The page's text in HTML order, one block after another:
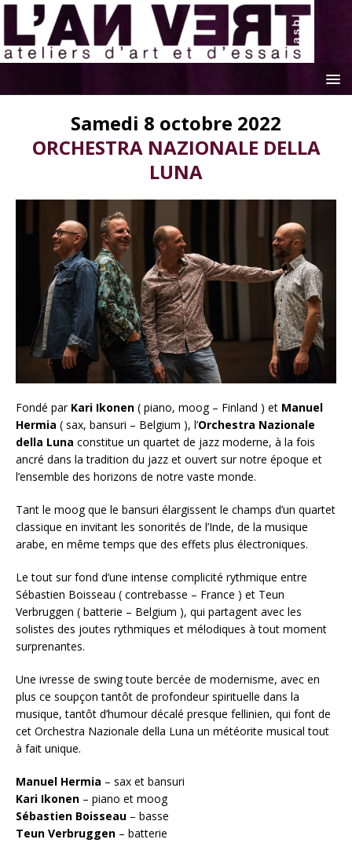
Samedi 8 octobre 2022
ORCHESTRA NAZIONALE DELLA
LUNA
Fondé par Kari Ikonen ( piano, moog – Finland ) et Manuel
Hermia ( sax, bansuri – Belgium ), l’Orchestra Nazionale
della Luna constitue un quartet de jazz moderne, à la fois
ancré dans la tradition du jazz et ouvert sur notre époque et
l’ensemble des horizons de notre vaste monde.
Tant le moog que le bansuri élargissent le champs d’un quartet
classique en invitant les sonorités de l’Inde, de la musique
arabe, en même temps que des effets plus électroniques.
Le tout sur fond d’une intense complicité rythmique entre
Sébastien Boisseau ( contrebasse – France ) et Teun
Verbruggen ( batterie – Belgium ), qui partagent avec les
solistes des joutes rythmiques et mélodiques à tout moment
surprenantes.
Une ivresse de swing toute bercée de modernisme, avec en
plus ce soupçon tantôt de profondeur spirituelle dans la
musique, tantôt d’humour décalé presque fellinien, qui font de
cet Orchestra Nazionale della Luna un météorite musical tout
à fait unique.
Manuel Hermia – sax et bansuri
Kari Ikonen – piano et moog
Sébastien Boisseau – basse
Teun Verbruggen – batterie